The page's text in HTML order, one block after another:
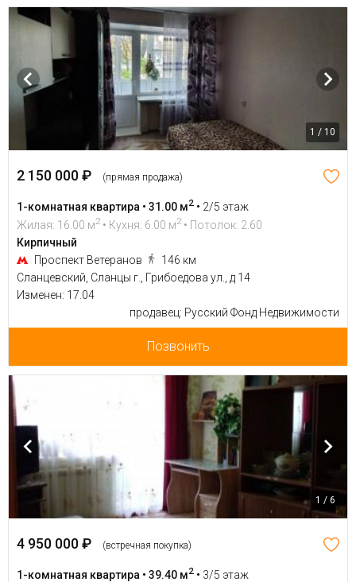
1 / 10
2 150 000 ₽ (прямая продажа)
1-комнатная квартира • 31.00 м2 • 2/5 этаж
Жилая: 16.00 м2 • Кухня: 6.00 м2 • Потолок: 2.60
Кирпичный
Проспект Ветеранов
146 км
Сланцевский, Сланцы г., Грибоедова ул., д 14
Изменен: 17.04
продавец: Русский Фонд Недвижимости
Позвонить
1 / 6
4 950 000 ₽ (встречная покупка)
1-комнатная квартира • 39.40 м2 • 3/5 этаж